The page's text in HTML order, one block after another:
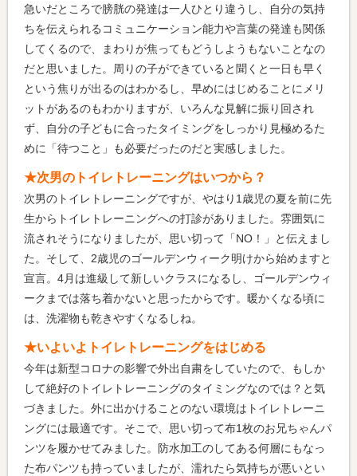
急いだところで膀胱の発達は一人ひとり違うし、自分の気持
ちを伝えられるコミュニケーション能力や言葉の発達も関係
してくるので、まわりが焦ってもどうしようもないことなの
だと思いました。周りの子ができていると聞くと一日も早く
という焦りが出るのはわかるし、早めにはじめることにメリ
ットがあるのもわかりますが、いろんな見解に振り回され
ず、自分の子どもに合ったタイミングをしっかり見極めるた
めに「待つこと」も必要だったのだと実感しました。
★次男のトイレトレーニングはいつから？
次男のトイレトレーニングですが、やはり1歳児の夏を前に先
生からトイレトレーニングへの打診がありました。雰囲気に
流されそうになりましたが、思い切って「NO！」と伝えまし
た。そして、2歳児のゴールデンウィーク明けから始めますと
宣言。4月は進級して新しいクラスになるし、ゴールデンウィ
ークまでは落ち着かないと思ったからです。暖かくなる頃に
は、洗濯物も乾きやすくなるしね。
★いよいよトイレトレーニングをはじめる
今年は新型コロナの影響で外出自粛をしていたので、もしか
して絶好のトイレトレーニングのタイミングなのでは？と気
づきました。外に出かけることのない環境はトイレトレーニ
ングには最適です。そこで、思い切って布1枚のお兄ちゃんパ
ンツを履かせてみました。防水加工のしてある何層にもなっ
た布パンツも持っていましたが、濡れたら気持ちが悪いとい